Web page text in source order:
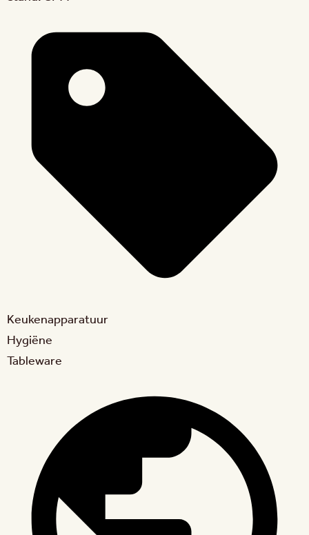
Keukenapparatuur
Hygiëne
Tableware